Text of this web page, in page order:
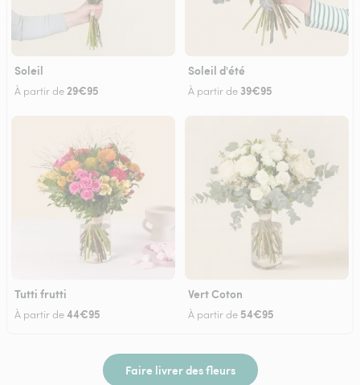
Soleil
À partir de 29€95
Soleil d'été
À partir de 39€95
Tutti frutti
À partir de44€95
Vert Coton
À partir de 54€95
Faire livrer des fleurs